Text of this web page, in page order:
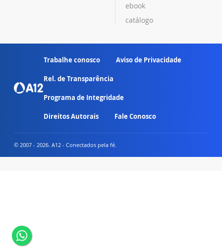
ebook
catálogo
Trabalhe conosco Aviso de Privacidade
Rel. de Transparência
Programa de Integridade
Direitos Autorais Fale Conosco
© 2007 - 2026. A12 - Conectados pela fé.